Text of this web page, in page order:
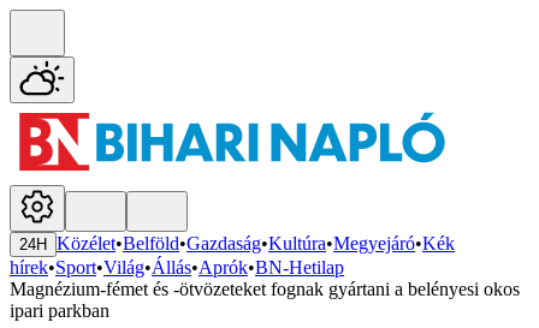
24H Közélet•Belföld•Gazdaság•Kultúra•Megyejáró•Kék
hírek•Sport•Világ•Állás•Aprók•BN-Hetilap
Magnézium-fémet és -ötvözeteket fognak gyártani a belényesi okos
ipari parkban